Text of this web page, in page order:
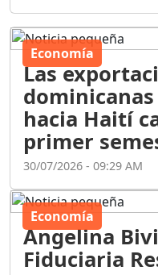
Economía
Las
hacia Haití
primer
30/07/2026 - 09:29 AM
Economía
Angelina
Fiduciaria